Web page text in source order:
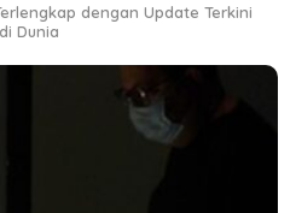
dengan Update Terkini
Dunia